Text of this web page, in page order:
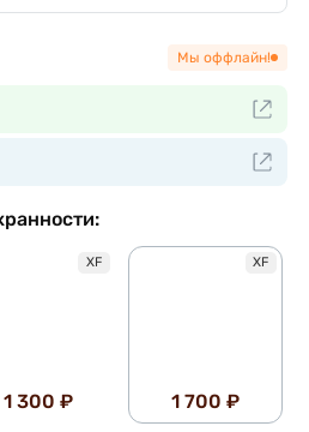
Мы оффлайн!
XF
1 300 ₽
XF
1 700 ₽